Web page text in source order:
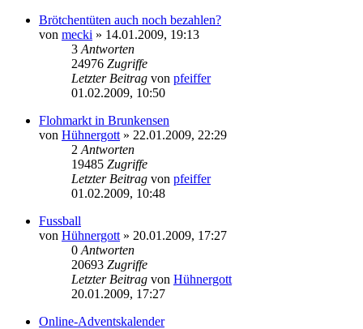
Brötchentüten auch noch bezahlen?
von mecki » 14.01.2009, 19:13
3 Antworten
24976 Zugriffe
Letzter Beitrag von pfeiffer
01.02.2009, 10:50
Flohmarkt in Brunkensen
von Hühnergott » 22.01.2009, 22:29
2 Antworten
19485 Zugriffe
Letzter Beitrag von pfeiffer
01.02.2009, 10:48
Fussball
von Hühnergott » 20.01.2009, 17:27
0 Antworten
20693 Zugriffe
Letzter Beitrag von Hühnergott
20.01.2009, 17:27
Online-Adventskalender